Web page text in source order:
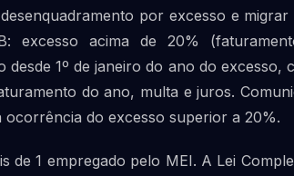
por excesso e
excesso acima de 20%
desde 1º de janeiro do ano do excesso,
do ano, multa e juros.
ocorrência do excesso superior a 20%.
de 1 empregado pelo MEI. A Lei